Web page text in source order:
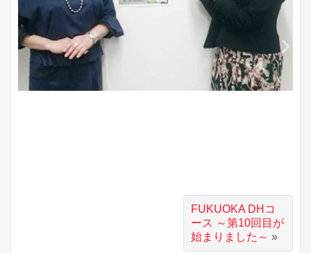
FUKUOKA DHコ
ース ～第10回目が
始まりました～ »